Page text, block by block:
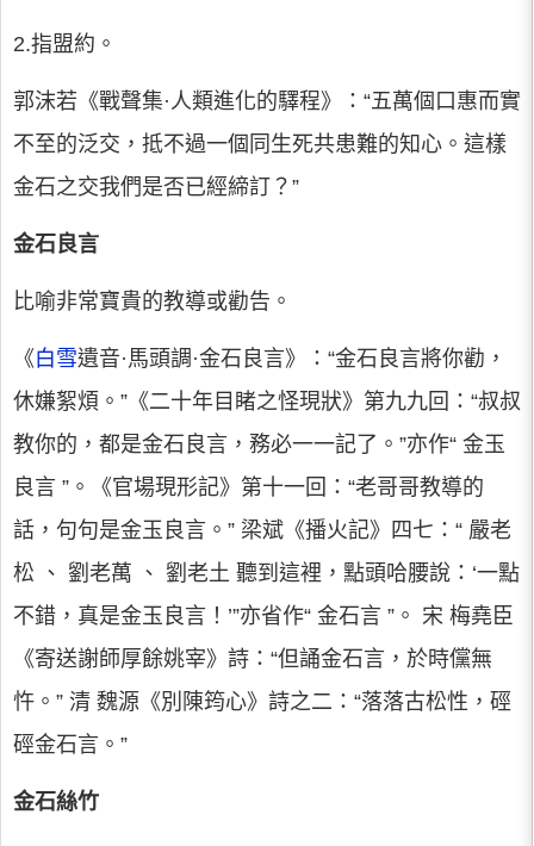
2.指盟約。
郭沫若《戰聲集·人類進化的驛程》：“五萬個口惠而實
不至的泛交，抵不過一個同生死共患難的知心。這樣
金石之交我們是否已經締訂？”
金石良言
比喻非常寶貴的教導或勸告。
《白雪遺音·馬頭調·金石良言》：“金石良言將你勸，
休嫌絮煩。”《二十年目睹之怪現狀》第九九回：“叔叔
教你的，都是金石良言，務必一一記了。”亦作“ 金玉
良言 ”。《官場現形記》第十一回：“老哥哥教導的
話，句句是金玉良言。” 梁斌《播火記》四七：“ 嚴老
松 、 劉老萬 、 劉老土 聽到這裡，點頭哈腰說：‘一點
不錯，真是金玉良言！’”亦省作“ 金石言 ”。 宋 梅堯臣
《寄送謝師厚餘姚宰》詩：“但誦金石言，於時儻無
忤。” 清 魏源《別陳筠心》詩之二：“落落古松性，硜
硜金石言。”
金石絲竹